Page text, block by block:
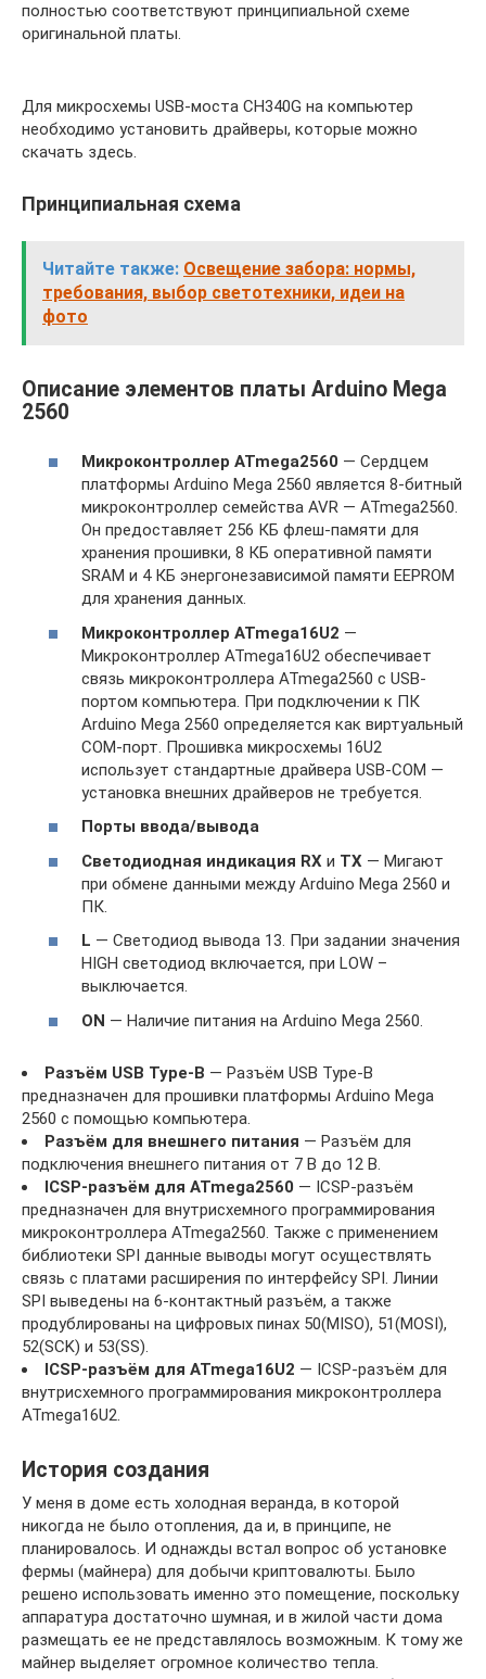
полностью соответствуют принципиальной схеме
оригинальной платы.
Для микросхемы USB-моста CH340G на компьютер
необходимо установить драйверы, которые можно
скачать здесь.
Принципиальная схема
Читайте также: Освещение забора: нормы,
требования, выбор светотехники, идеи на
фото
Описание элементов платы Arduino Mega
2560
Микроконтроллер ATmega2560 — Сердцем
платформы Arduino Mega 2560 является 8-битный
микроконтроллер семейства AVR — ATmega2560.
Он предоставляет 256 КБ флеш-памяти для
хранения прошивки, 8 КБ оперативной памяти
SRAM и 4 КБ энергонезависимой памяти EEPROM
для хранения данных.
Микроконтроллер ATmega16U2 —
Микроконтроллер ATmega16U2 обеспечивает
связь микроконтроллера ATmega2560 с USB-
портом компьютера. При подключении к ПК
Arduino Mega 2560 определяется как виртуальный
COM-порт. Прошивка микросхемы 16U2
использует стандартные драйвера USB-COM —
установка внешних драйверов не требуется.
Порты ввода/вывода
Светодиодная индикация RX и TX — Мигают
при обмене данными между Arduino Mega 2560 и
ПК.
L — Светодиод вывода 13. При задании значения
HIGH светодиод включается, при LOW –
выключается.
ON — Наличие питания на Arduino Mega 2560.
Разъём USB Type-B — Разъём USB Type-B
предназначен для прошивки платформы Arduino Mega
2560 с помощью компьютера.
Разъём для внешнего питания — Разъём для
подключения внешнего питания от 7 В до 12 В.
ICSP-разъём для ATmega2560 — ICSP-разъём
предназначен для внутрисхемного программирования
микроконтроллера ATmega2560. Также с применением
библиотеки SPI данные выводы могут осуществлять
связь с платами расширения по интерфейсу SPI. Линии
SPI выведены на 6-контактный разъём, а также
продублированы на цифровых пинах 50(MISO), 51(MOSI),
52(SCK) и 53(SS).
ICSP-разъём для ATmega16U2 — ICSP-разъём для
внутрисхемного программирования микроконтроллера
ATmega16U2.
История создания
У меня в доме есть холодная веранда, в которой
никогда не было отопления, да и, в принципе, не
планировалось. И однажды встал вопрос об установке
фермы (майнера) для добычи криптовалюты. Было
решено использовать именно это помещение, поскольку
аппаратура достаточно шумная, и в жилой части дома
размещать ее не представлялось возможным. К тому же
майнер выделяет огромное количество тепла.